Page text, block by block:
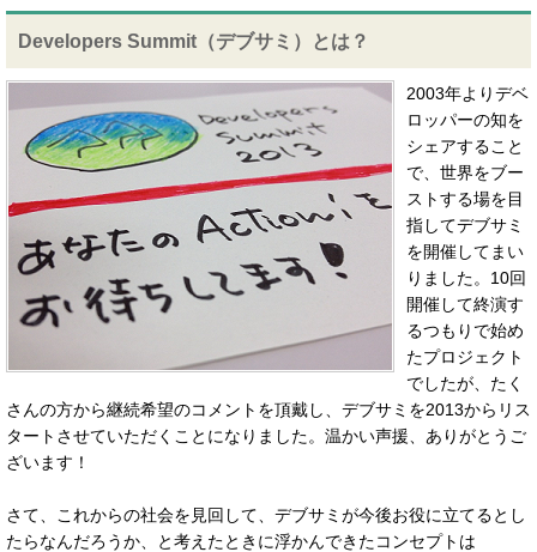
Developers Summit（デブサミ）とは？
2003年よりデベ
ロッパーの知を
シェアすること
で、世界をブー
ストする場を目
指してデブサミ
を開催してまい
りました。10回
開催して終演す
るつもりで始め
たプロジェクト
でしたが、たく
さんの方から継続希望のコメントを頂戴し、デブサミを2013からリス
タートさせていただくことになりました。温かい声援、ありがとうご
ざいます！
さて、これからの社会を見回して、デブサミが今後お役に立てるとし
たらなんだろうか、と考えたときに浮かんできたコンセプトは